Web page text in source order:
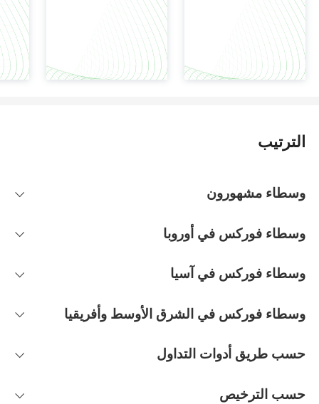
الترتيب
وسطاء مشهورون
وسطاء فوركس في أوروبا
وسطاء فوركس في آسيا
وسطاء فوركس في الشرق الأوسط وأفريقيا
حسب طريق أدوات التداول
حسب الترخيص